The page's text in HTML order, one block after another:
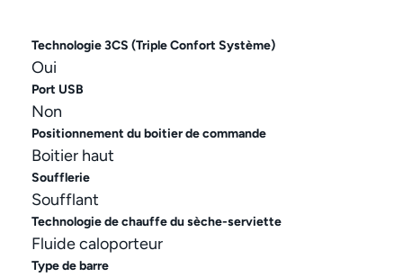
Technologie 3CS (Triple Confort Système)
Oui
Port USB
Non
Positionnement du boitier de commande
Boitier haut
Soufflerie
Soufflant
Technologie de chauffe du sèche-serviette
Fluide caloporteur
Type de barre